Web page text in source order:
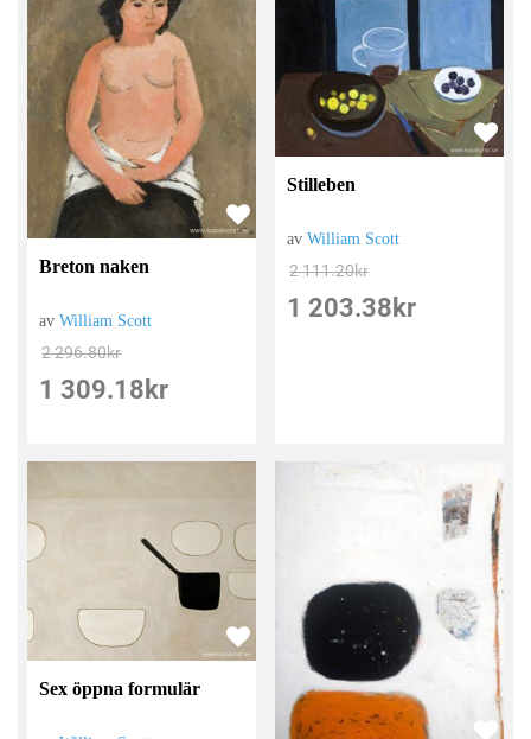
Breton naken
avWilliam Scott
2 296.80kr
1 309.18 kr
Stilleben
avWilliam Scott
2 111.20kr
1 203.38 kr
Sex öppna formulär